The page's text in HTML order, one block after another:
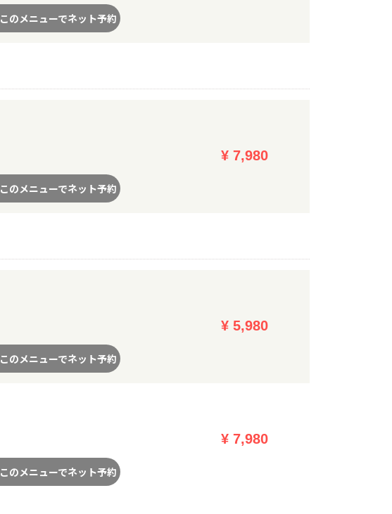
このメニューでネット予約
¥ 7,980
このメニューでネット予約
¥ 5,980
このメニューでネット予約
¥ 7,980
このメニューでネット予約